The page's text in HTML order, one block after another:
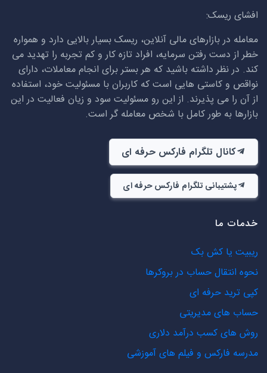
افشای ریسک:
معامله در بازارهای مالی آنلاین، ریسک بسیار بالایی دارد و همواره
خطر از دست رفتن سرمایه، افراد تازه کار و کم تجربه را تهدید می
کند. در نظر داشته باشید که هر بستر برای انجام معاملات، دارای
نواقص و کاستی هایی است که کاربران با مسئولیت خود، استفاده
از آن را می پذیرند. از این رو مسئولیت سود و زیان فعالیت در این
بازارها به طور کامل با شخص معامله گر است.
کانال تلگرام فارکس حرفه ای
پشتیبانی تلگرام فارکس حرفه ای
خدمات ما
ریبیت یا کش بک
نحوه انتقال حساب در بروکرها
کپی ترید حرفه ای
حساب های مدیریتی
روش های کسب درآمد دلاری
مدرسه فارکس و فیلم های آموزشی